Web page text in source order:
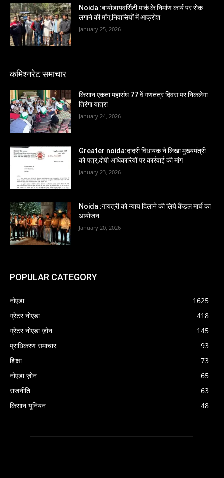
Noida :बायोडायवर्सिटी पार्क के निर्माण कार्य पर रोक
लगाने की माँग,निवासियों में आक्रोश
January 25, 2026
कमिश्नरेट समाचार
किसान एकता महासंघ 77 वें गणतंत्र दिवस पर निकलेगा
तिरंगा यात्रा
January 24, 2026
Greater noida:दादरी विधायक ने लिखा मुख्यमंत्री
को पत्र,दोषी अधिकारियों पर कार्रवाई की मांग
January 23, 2026
Noida :गायत्री को न्याय दिलाने की लिये कैंडल मार्च का
आयोजन
January 20, 2026
POPULAR CATEGORY
नोएडा
1625
ग्रेटर नोएडा
418
ग्रेटर नोएडा ज़ोन
145
प्राधिकरण समाचार
93
शिक्षा
73
नोएडा ज़ोन
65
राजनीति
63
किसान यूनियन
48